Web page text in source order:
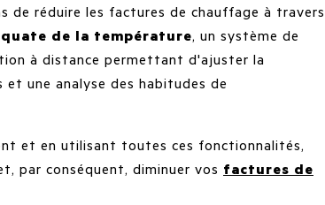
de réduire les factures de chauffage à travers
de la température, un système de
à distance permettant d'ajuster la
une analyse des habitudes de
et en utilisant toutes ces fonctionnalités,
par conséquent, diminuer vos factures de